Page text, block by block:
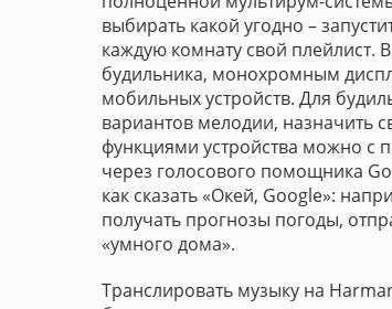
выбирать какой угодно –
каждую комнату свой плейлист.
будильника, монохромным
мобильных устройств. Для
вариантов мелодии, назначить
функциями устройства можно с
через голосового помощника
как сказать «Окей, Google»:
получать прогнозы погоды,
«умного дома».
Транслировать музыку на